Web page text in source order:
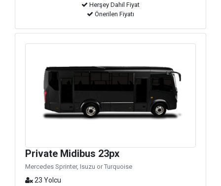
Herşey Dahil Fiyat
Önerilen Fiyatı
Private Midibus 23px
Mercedes Sprinter, Isuzu or Turquoise
23 Yolcu